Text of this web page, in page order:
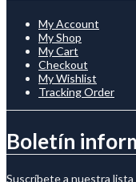
My Account
My Shop
My Cart
Checkout
My Wishlist
Tracking Order
Boletín
Suscríbete a nuestra lista